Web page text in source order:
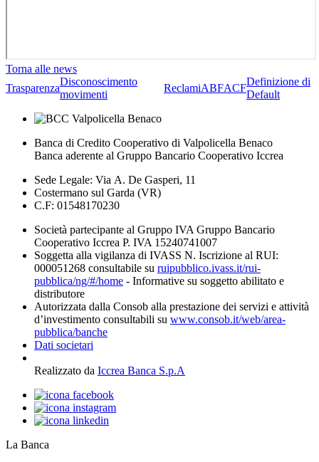
Torna alle news
Trasparenza
Disconoscimento
movimenti
ReclamiABFACF
Definizione di
Default
Banca di Credito Cooperativo di Valpolicella Benaco
Banca aderente al Gruppo Bancario Cooperativo Iccrea
Sede Legale: Via A. De Gasperi, 11
Costermano sul Garda (VR)
C.F: 01548170230
Società partecipante al Gruppo IVA Gruppo Bancario
Cooperativo Iccrea P. IVA 15240741007
Soggetta alla vigilanza di IVASS N. Iscrizione al RUI:
000051268 consultabile su ruipubblico.ivass.it/rui-
pubblica/ng/#/home - Informative su soggetto abilitato e
distributore
Autorizzata dalla Consob alla prestazione dei servizi e attività
d’investimento consultabili su www.consob.it/web/area-
pubblica/banche
Dati societari
Realizzato da Iccrea Banca S.p.A
La Banca